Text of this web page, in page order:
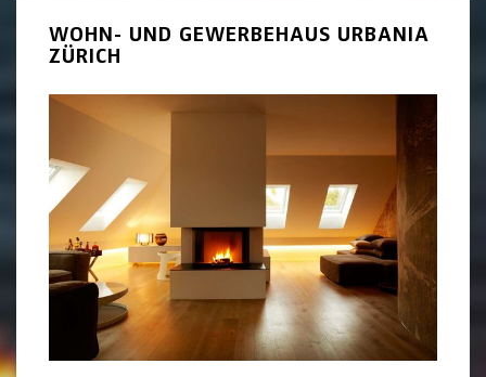
WOHN- UND GEWERBEHAUS URBANIA
ZÜRICH